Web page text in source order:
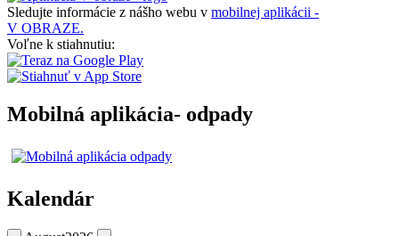
Sledujte informácie z nášho webu v mobilnej aplikácii -
V OBRAZE.
Voľne k stiahnutiu:
Mobilná aplikácia- odpady
Kalendár